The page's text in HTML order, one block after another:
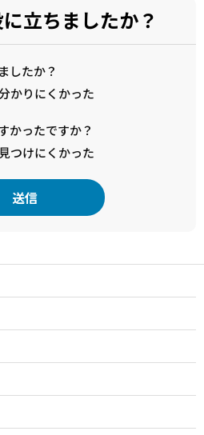
立ちましたか？
したか？
かりにくかった
かったですか？
見つけにくかった